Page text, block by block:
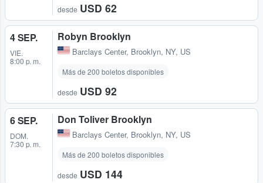
desde USD 62
4 SEP.
VIE.
8:00 p. m.
Robyn Brooklyn
Barclays Center, Brooklyn, NY, US
Más de 200 boletos disponibles
desde USD 92
6 SEP.
DOM.
7:30 p. m.
Don Toliver Brooklyn
Barclays Center, Brooklyn, NY, US
Más de 200 boletos disponibles
desde USD 144